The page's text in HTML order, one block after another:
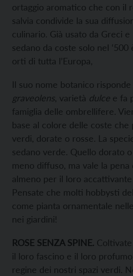
ortaggio aromatico che con il
salvia condivide la sua
culinario. Già usato da Greci e
sedano da coste solo nel
orti di tutta l’Europa,
Il suo nome botanico risponde
graveolens , varietà dulce e fa
famiglia delle ombrellifere.
base al colore delle coste che
verdi, dorate o rosse. La
sedano verde. Quello dorato
meno diffuso, ma vale la pena
almeno per il loro
Pensate che molti hobbysti
come pianta ornamentale
nei giardini!
ROSE SENZA SPINE.
il loro fascino e il loro
regine dei nostri spazi verdi.